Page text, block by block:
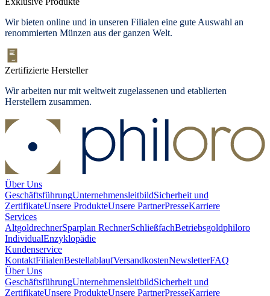
Wir bieten online und in unseren Filialen eine gute Auswahl an
renommierten Münzen aus der ganzen Welt.
Zertifizierte Hersteller
Wir arbeiten nur mit weltweit zugelassenen und etablierten
Herstellern zusammen.
Über Uns
GeschäftsführungUnternehmensleitbildSicherheit und
ZertifikateUnsere ProdukteUnsere PartnerPresseKarriere
Services
AltgoldrechnerSparplan RechnerSchließfachBetriebsgoldphiloro
IndividualEnzyklopädie
Kundenservice
KontaktFilialenBestellablaufVersandkostenNewsletterFAQ
Über Uns
GeschäftsführungUnternehmensleitbildSicherheit und
ZertifikateUnsere ProdukteUnsere PartnerPresseKarriere